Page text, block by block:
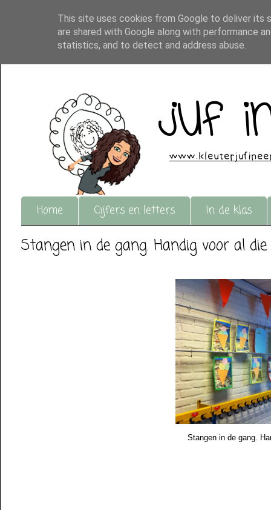
Home Cijfers en letters In de klas
Stangen in de gang. Handig voor al
Stangen in de gang.
This site uses cookies from Google to deliver its
are shared with Google along with performance
statistics, and to detect and address abuse.